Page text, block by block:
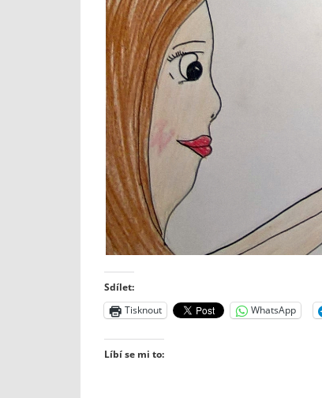
Sdílet:
Tisknout
WhatsApp
Líbí se mi to: